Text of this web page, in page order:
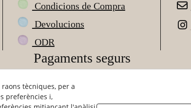
Condicions de Compra
Devolucions
ODR
Pagaments segurs
tècniques, per a
preferències i,